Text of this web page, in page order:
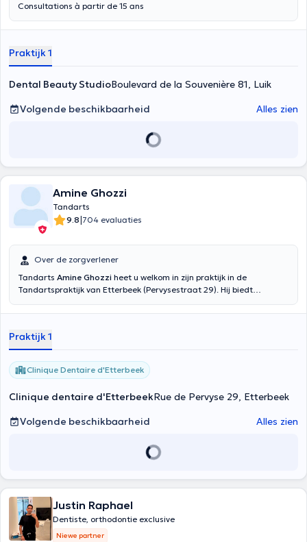
Consultations à partir de 15 ans
Praktijk 1
Dental Beauty StudioBoulevard de la Souvenière 81, Luik
Volgende beschikbaarheid
Alles zien
Amine Ghozzi
Tandarts
9.8|704 evaluaties
Over de zorgverlener
Tandarts Amine Ghozzi heet u welkom in zijn praktijk in de
Tandartspraktijk van Etterbeek (Pervysestraat 29). Hij biedt
algemeen consult, een controle van de mond, een röntgenfoto, een
afspraak in zijn online agenda. Je bent in goede handen.
Praktijk 1
Clinique Dentaire d'Etterbeek
Clinique dentaire d'EtterbeekRue de Pervyse 29, Etterbeek
Volgende beschikbaarheid
Alles zien
Justin Raphael
Dentiste, orthodontie exclusive
Niewe partner